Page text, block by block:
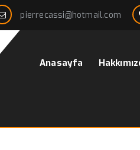
pierrecassi@hotmail.com
Anasayfa